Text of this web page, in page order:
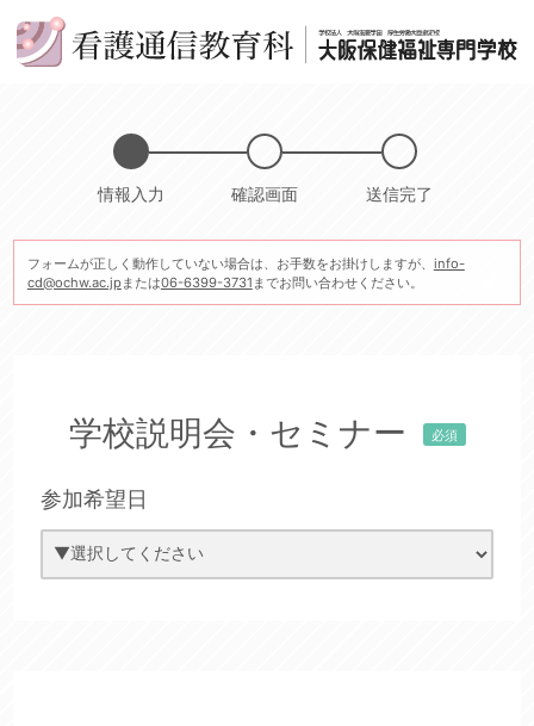
情報入力 確認画面 送信完了
フォームが正しく動作していない場合は、お手数をお掛けしますが、 info-
cd@ochw.ac.jpまたは06-6399-3731 までお問い合わせください。
学校説明会・セミナー 必須
参加希望日